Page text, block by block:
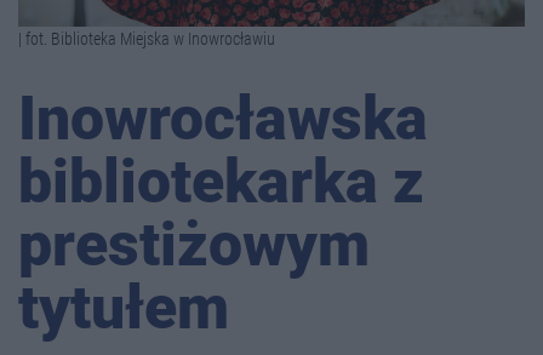
| fot. Biblioteka Miejska w Inowrocławiu
Inowrocławska
bibliotekarka z
prestiżowym
tytułem